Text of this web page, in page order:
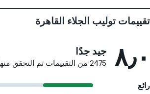
تقييمات توليب الجلاء القاهرة
٨٫٠ جيد جدًا
2475 من التقييمات تم التحقق منها
رائع